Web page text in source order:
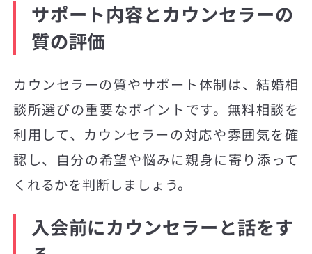
サポート内容とカウンセラーの
質の評価
カウンセラーの質やサポート体制は、結婚相
談所選びの重要なポイントです。無料相談を
利用して、カウンセラーの対応や雰囲気を確
認し、自分の希望や悩みに親身に寄り添って
くれるかを判断しましょう。
入会前にカウンセラーと話をす